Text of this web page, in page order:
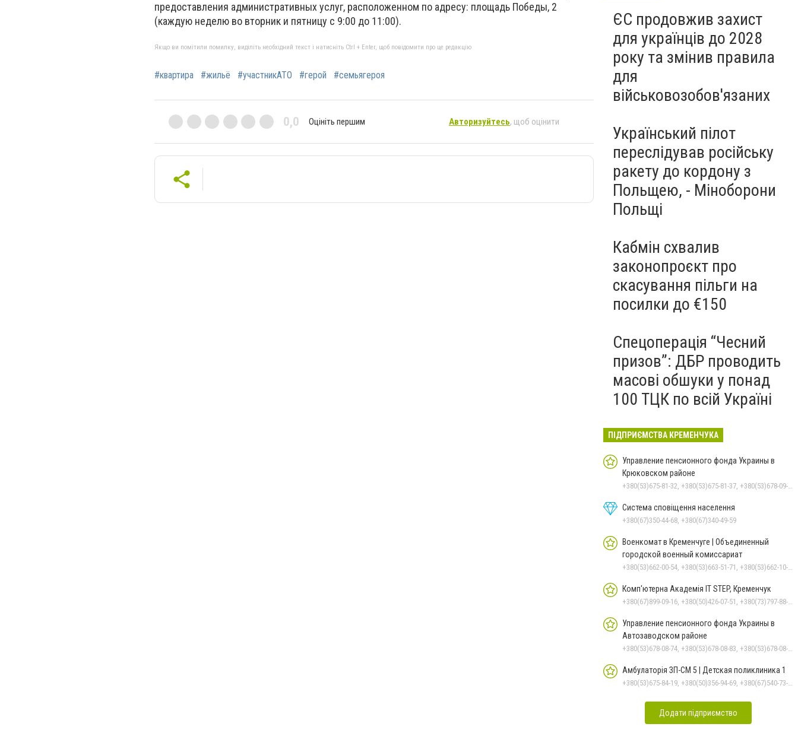
предоставления административных услуг, расположенном по адресу: площадь Победы, 2
(каждую неделю во вторник и пятницу с 9:00 до 11:00).
Якщо ви помітили помилку, виділіть необхідний текст і натисніть Ctrl + Enter, щоб повідомити про це редакцію
#квартира #жильё #участникАТО #герой #семьягероя
0,0 Оцініть першим Авторизуйтесь, щоб оцінити
ЄС продовжив захист
для українців до 2028
року та змінив правила
для
військовозобов'язаних
Український пілот
переслідував російську
ракету до кордону з
Польщею, - Міноборони
Польщі
Кабмін схвалив
законопроєкт про
скасування пільги на
посилки до €150
Спецоперація “Чесний
призов”: ДБР проводить
масові обшуки у понад
100 ТЦК по всій Україні
ПІДПРИЄМСТВА КРЕМЕНЧУКА
Управление пенсионного фонда Украины в
Крюковском районе
+380(53)675-81-32, +380(53)675-81-37, +380(53)678-09-01, +380(53)675-81-40, +380(53)675-81-33, +380(53)675-81-38, +380(53)675-81-31, +380(53)678-08-87
Система сповіщення населення
+380(67)350-44-68, +380(67)340-49-59
Военкомат в Кременчуге | Объединенный
городской военный комиссариат
+380(53)662-00-54, +380(53)663-51-71, +380(53)662-10-35
Комп'ютерна Академія IT STEP, Кременчук
+380(67)899-09-16, +380(50)426-07-51, +380(73)797-88-17
Управление пенсионного фонда Украины в
Автозаводском районе
+380(53)678-08-74, +380(53)678-08-83, +380(53)678-08-41, +380(53)678-08-86, +380(53)678-09-05
Амбулаторія ЗП-СМ 5 | Детская поликлиника 1
+380(53)675-84-19, +380(50)356-94-69, +380(67)540-73-87
Додати підприємство